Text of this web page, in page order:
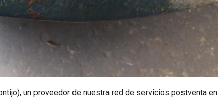
un proveedor de nuestra red de servicios postventa en